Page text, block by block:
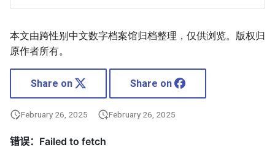
本文由跨性别中文数字档案馆归档整理，仅供浏览。版权归
原作者所有。
Share on Share on
February 26, 2025 February 26, 2025